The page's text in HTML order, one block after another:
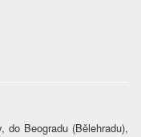
Beogradu (Bělehradu),